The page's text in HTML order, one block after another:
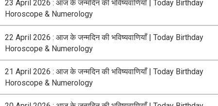
23 April 2026 : आज के जन्मदिन की भविष्यवाणियाँ | Today Birthday
Horoscope & Numerology
22 April 2026 : आज के जन्मदिन की भविष्यवाणियाँ | Today Birthday
Horoscope & Numerology
21 April 2026 : आज के जन्मदिन की भविष्यवाणियाँ | Today Birthday
Horoscope & Numerology